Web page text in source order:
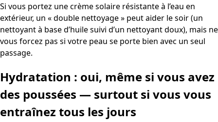
Si vous portez une crème solaire résistante à l’eau en
extérieur, un « double nettoyage » peut aider le soir (un
nettoyant à base d’huile suivi d’un nettoyant doux), mais ne
vous forcez pas si votre peau se porte bien avec un seul
passage.
Hydratation : oui, même si vous avez
des poussées — surtout si vous vous
entraînez tous les jours